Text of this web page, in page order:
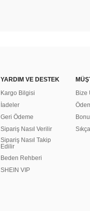
YARDIM VE DESTEK
Kargo Bilgisi
İadeler
Geri Ödeme
Sipariş Nasıl Verilir
Sipariş Nasıl Takip
Edilir
Beden Rehberi
SHEIN VIP
Bize